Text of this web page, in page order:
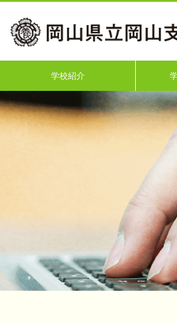
学校紹介